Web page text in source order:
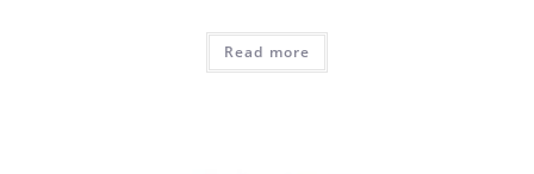
Read more